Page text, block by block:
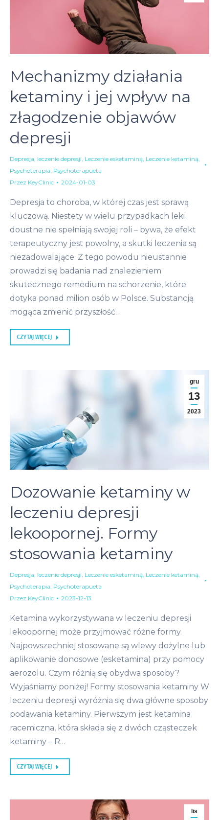
Mechanizmy działania
ketaminy i jej wpływ na
złagodzenie objawów
depresji
Depresja, leczenie depresji, Leczenie esketaminą, Leczenie ketaminą,
Psychoterapia, Psychoterapueta
Przez KeyClinic 2024-01-03
Depresja to choroba, w której czas jest sprawą
kluczową. Niestety w wielu przypadkach leki
doustne nie spełniają swojej roli – bywa, że efekt
terapeutyczny jest powolny, a skutki leczenia są
niezadowalające. Z tego powodu nieustannie
prowadzi się badania nad znalezieniem
skutecznego remedium na schorzenie, które
dotyka ponad milion osób w Polsce. Substancją
mogąca zmienić przyszłość…
CZYTAJ WIĘCEJ
gru
13
2023
Dozowanie ketaminy w
leczeniu depresji
lekoopornej. Formy
stosowania ketaminy
Depresja, leczenie depresji, Leczenie esketaminą, Leczenie ketaminą,
Psychoterapia, Psychoterapueta
Przez KeyClinic 2023-12-13
Ketamina wykorzystywana w leczeniu depresji
lekoopornej może przyjmować różne formy.
Najpowszechniej stosowane są wlewy dożylne lub
aplikowanie donosowe (esketamina) przy pomocy
aerozolu. Czym różnią się obydwa sposoby?
Wyjaśniamy poniżej! Formy stosowania ketaminy W
leczeniu depresji wyróżnia się dwa główne sposoby
podawania ketaminy. Pierwszym jest ketamina
racemiczna, która składa się z dwóch cząsteczek
ketaminy – R…
CZYTAJ WIĘCEJ
lis